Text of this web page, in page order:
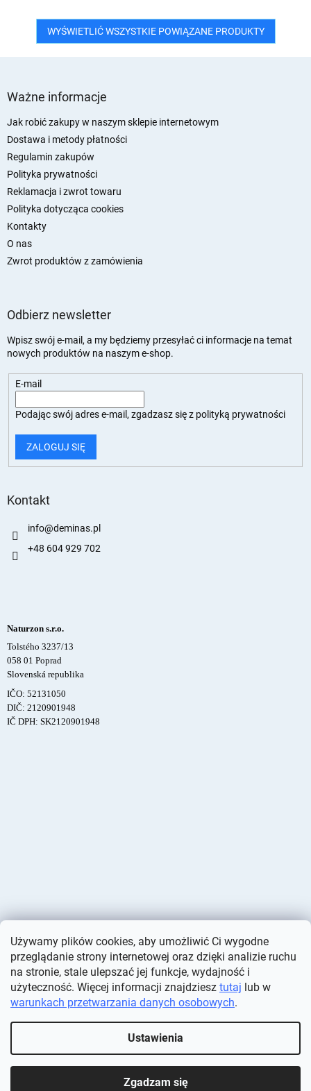
Używamy plików cookies, aby umożliwić Ci wygodne
przeglądanie strony internetowej oraz dzięki analizie ruchu
na stronie, stale ulepszać jej funkcje, wydajność i
użyteczność. Więcej informacji znajdziesz tutaj lub w
warunkach przetwarzania danych osobowych.
Ustawienia
Zgadzam się
WYŚWIETLIĆ WSZYSTKIE POWIĄZANE PRODUKTY
Ważne informacje
Jak robić zakupy w naszym sklepie internetowym
Dostawa i metody płatności
Regulamin zakupów
Polityka prywatności
Reklamacja i zwrot towaru
Polityka dotycząca cookies
Kontakty
O nas
Zwrot produktów z zamówienia
Odbierz newsletter
Wpisz swój e-mail, a my będziemy przesyłać ci informacje na temat
nowych produktów na naszym e-shop.
E-mail
Podając swój adres e-mail, zgadzasz się z polityką prywatności
ZALOGUJ SIĘ
Kontakt
info@deminas.pl
+48 604 929 702
Naturzon s.r.o.
Tolstého 3237/13
058 01 Poprad
Slovenská republika
IČO: 52131050
DIČ: 2120901948
IČ DPH: SK2120901948